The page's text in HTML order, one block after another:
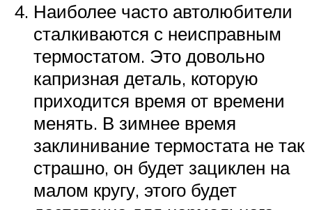
Наиболее часто автолюбители
сталкиваются с неисправным
термостатом. Это довольно
капризная деталь, которую
приходится время от времени
менять. В зимнее время
заклинивание термостата не так
страшно, он будет зациклен на
малом кругу, этого будет